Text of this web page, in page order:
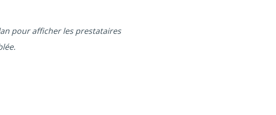
pour afficher les prestataires